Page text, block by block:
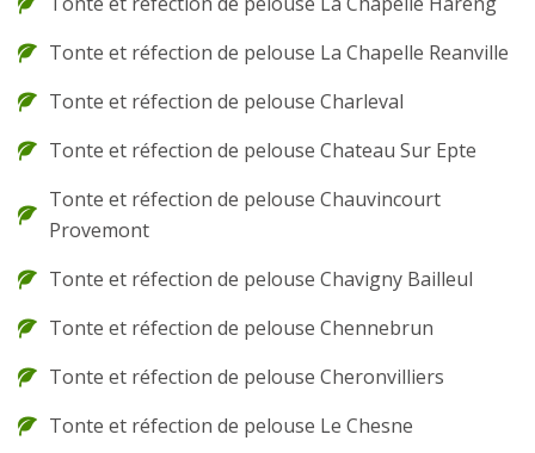
Tonte et réfection de pelouse La Chapelle Reanville
Tonte et réfection de pelouse Charleval
Tonte et réfection de pelouse Chateau Sur Epte
Tonte et réfection de pelouse Chauvincourt
Provemont
Tonte et réfection de pelouse Chavigny Bailleul
Tonte et réfection de pelouse Chennebrun
Tonte et réfection de pelouse Cheronvilliers
Tonte et réfection de pelouse Le Chesne